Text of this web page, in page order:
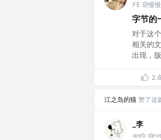
FE @慢
字节的
对于这
相关的
出现，
江之岛的猫 赞了这
_李
web